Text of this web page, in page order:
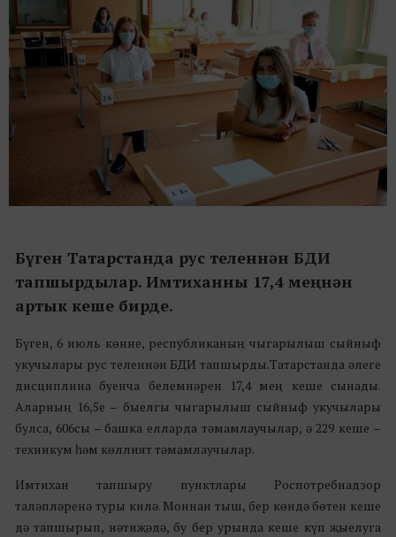
Бүген Татарстанда рус теленнән БДИ
тапшырдылар. Имтиханны 17,4 меңнән
артык кеше бирде.
Бүген, 6 июль көнне, республиканың чыгарылыш сыйныф
укучылары рус теленнән БДИ тапшырды.Татарстанда әлеге
дисциплина буенча белемнәрен 17,4 мең кеше сынады.
Аларның 16,5е – быелгы чыгарылыш сыйныф укучылары
булса, 606сы – башка елларда тәмамлаучылар, ә 229 кеше –
техникум һәм көллият тәмамлаучылар.
Имтихан тапшыру пунктлары Роспотребнадзор
таләпләренә туры килә. Моннан тыш, бер көндә бөтен кеше
дә тапшырып, нәтиҗәдә, бу бер урында кеше күп җыелуга